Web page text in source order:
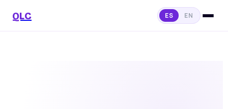
QLC ES EN